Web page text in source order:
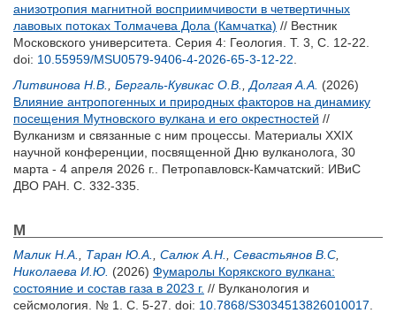
анизотропия магнитной восприимчивости в четвертичных
лавовых потоках Толмачева Дола (Камчатка) // Вестник
Московского университета. Серия 4: Геология. Т. 3, С. 12-22.
doi: 10.55959/MSU0579-9406-4-2026-65-3-12-22
Литвинова Н.В.
Бергаль-Кувикас О.В. Долгая А.А. (2026)
Влияние антропогенных и природных факторов на динамику
посещения Мутновского вулкана и его окрестностей //
Вулканизм и связанные с ним процессы. Материалы XXIX
научной конференции, посвященной Дню вулканолога, 30
марта - 4 апреля 2026 г.. Петропавловск-Камчатский: ИВиС
ДВО РАН. С. 332-335.
М
Малик Н.А. Таран Ю.А. Салюк А.Н. Севастьянов В.С
Николаева И.Ю. (2026) Фумаролы Корякского вулкана:
состояние и состав газа в 2023 г. // Вулканология и
сейсмология. № 1. С. 5-27. doi: 10.7868/S3034513826010017